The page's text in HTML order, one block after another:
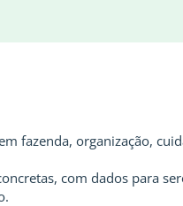
fazenda, organização,
com dados para